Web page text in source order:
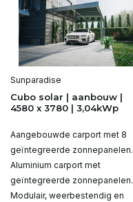
Sunparadise
Cubo solar | aanbouw |
4580 x 3780 | 3,04kWp
Aangebouwde carport met 8
geïntegreerde zonnepanelen.
Aluminium carport met
geïntegreerde zonnepanelen.
Modulair, weerbestendig en